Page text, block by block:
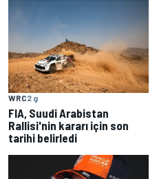
WRC2 g
FIA, Suudi Arabistan
Rallisi'nin kararı için son
tarihi belirledi